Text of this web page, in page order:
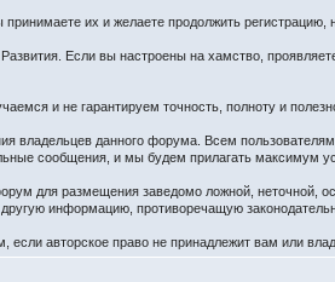
их и желаете продолжить
Если вы настроены на хамство,
и не гарантируем точность, полноту и
владельцев данного форума. Всем
сообщения, и мы будем прилагать
для размещения заведомо ложной, неточной,
информацию, противоречащую
авторское право не принадлежит вам или